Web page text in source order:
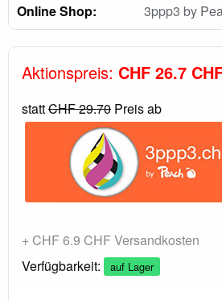
Online Shop:
3ppp3 by
Aktionspreis: CHF 26.7
stattCHF 29.70 Preis ab
+ CHF 6.9 CHF Versandkosten
Verfügbarkeit:
auf Lager